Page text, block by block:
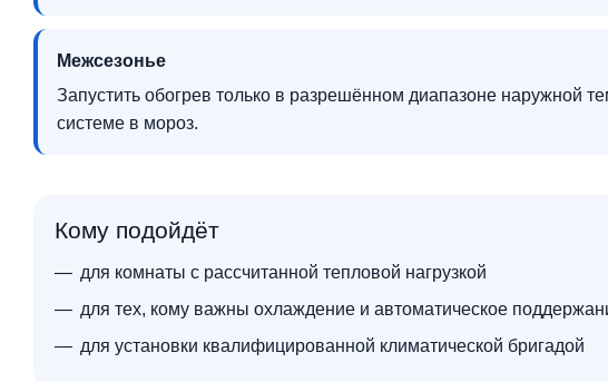
Межсезонье
Запустить обогрев только в разрешённом диапазоне наружной
системе в мороз.
Кому подойдёт
для комнаты с рассчитанной тепловой нагрузкой
для тех, кому важны охлаждение и автоматическое
для установки квалифицированной климатической бригадой